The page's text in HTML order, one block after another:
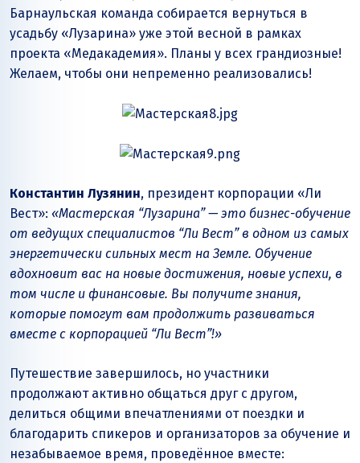
Барнаульская команда собирается вернуться в
усадьбу «Лузарина» уже этой весной в рамках
проекта «Медакадемия». Планы у всех грандиозные!
Желаем, чтобы они непременно реализовались!
Константин Лузянин, президент корпорации «Ли
Вест»: «Мастерская “Лузарина” — это бизнес-обучение
от ведущих специалистов “Ли Вест” в одном из самых
энергетически сильных мест на Земле. Обучение
вдохновит вас на новые достижения, новые успехи, в
том числе и финансовые. Вы получите знания,
которые помогут вам продолжить развиваться
вместе с корпорацией “Ли Вест”!»
Путешествие завершилось, но участники
продолжают активно общаться друг с другом,
делиться общими впечатлениями от поездки и
благодарить спикеров и организаторов за обучение и
незабываемое время, проведённое вместе: